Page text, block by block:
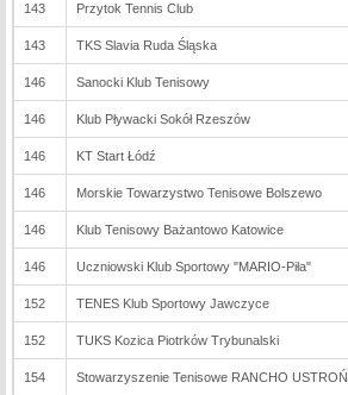
143 Przytok Tennis Club
143 TKS Slavia Ruda Śląska
146 Sanocki Klub Tenisowy
146 Klub Pływacki Sokół Rzeszów
146 KT Start Łódź
146 Morskie Towarzystwo Tenisowe Bolszewo
146 Klub Tenisowy Bażantowo Katowice
146 Uczniowski Klub Sportowy "MARIO-Piła"
152 TENES Klub Sportowy Jawczyce
152 TUKS Kozica Piotrków Trybunalski
154 Stowarzyszenie Tenisowe RANCHO USTROŃ